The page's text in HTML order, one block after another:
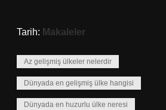
Tarih: Makaleler
Az gelişmiş ülkeler nelerdir
Dünyada en gelişmiş ülke hangisi
Dünyada en huzurlu ülke neresi